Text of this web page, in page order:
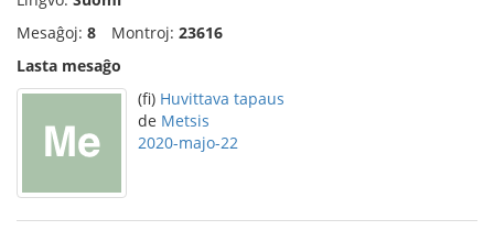
Mesaĝoj: 8 Montroj: 23616
Lasta mesaĝo
(fi) Huvittava tapaus
de Metsis
2020-majo-22